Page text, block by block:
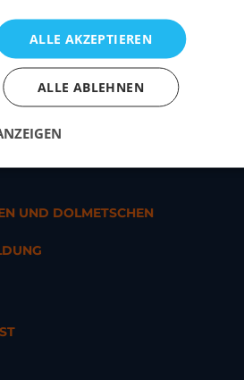
UND DOLMETSCHEN
ALLE AKZEPTIEREN
ALLE ABLEHNEN